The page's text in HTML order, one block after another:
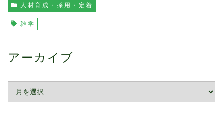
人材育成・採用・定着
雑学
アーカイブ